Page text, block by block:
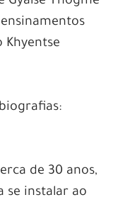
de 30 anos,
se instalar ao